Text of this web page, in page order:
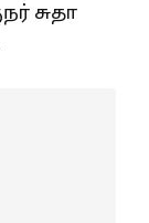
சுதா